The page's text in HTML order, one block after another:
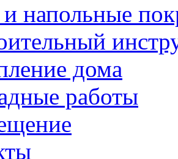
напольные
дома
работы